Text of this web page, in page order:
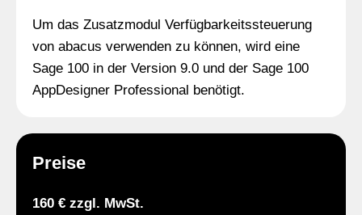
Um das Zusatzmodul Verfügbarkeitssteuerung
von abacus verwenden zu können, wird eine
Sage 100 in der Version 9.0 und der Sage 100
AppDesigner Professional benötigt.
Preise
160 € zzgl. MwSt.